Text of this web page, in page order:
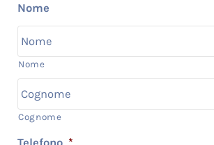
Nome
Nome
Cognome